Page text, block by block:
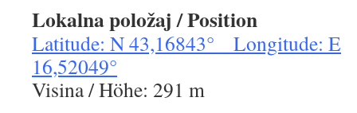
Lokalna položaj / Position
Latitude: N 43,16843° Longitude: E
16,52049°
Visina / Höhe: 291 m